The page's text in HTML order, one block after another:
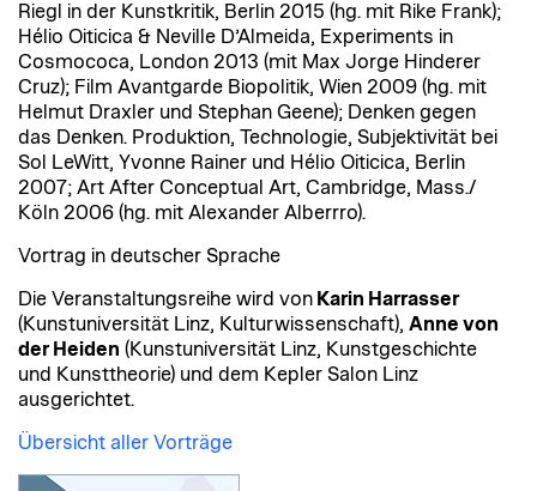
Riegl in der Kunstkritik, Berlin 2015 (hg. mit Rike Frank);
Hélio Oiticica & Neville D’Almeida, Experiments in
Cosmococa, London 2013 (mit Max Jorge Hinderer
Cruz); Film Avantgarde Biopolitik, Wien 2009 (hg. mit
Helmut Draxler und Stephan Geene); Denken gegen
das Denken. Produktion, Technologie, Subjektivität bei
Sol LeWitt, Yvonne Rainer und Hélio Oiticica, Berlin
2007; Art After Conceptual Art, Cambridge, Mass./
Köln 2006 (hg. mit Alexander Alberrro).
Vortrag in deutscher Sprache
Die Veranstaltungsreihe wird von Karin Harrasser
(Kunstuniversität Linz, Kulturwissenschaft), Anne von
der Heiden (Kunstuniversität Linz, Kunstgeschichte
und Kunsttheorie) und dem Kepler Salon Linz
ausgerichtet.
Übersicht aller Vorträge